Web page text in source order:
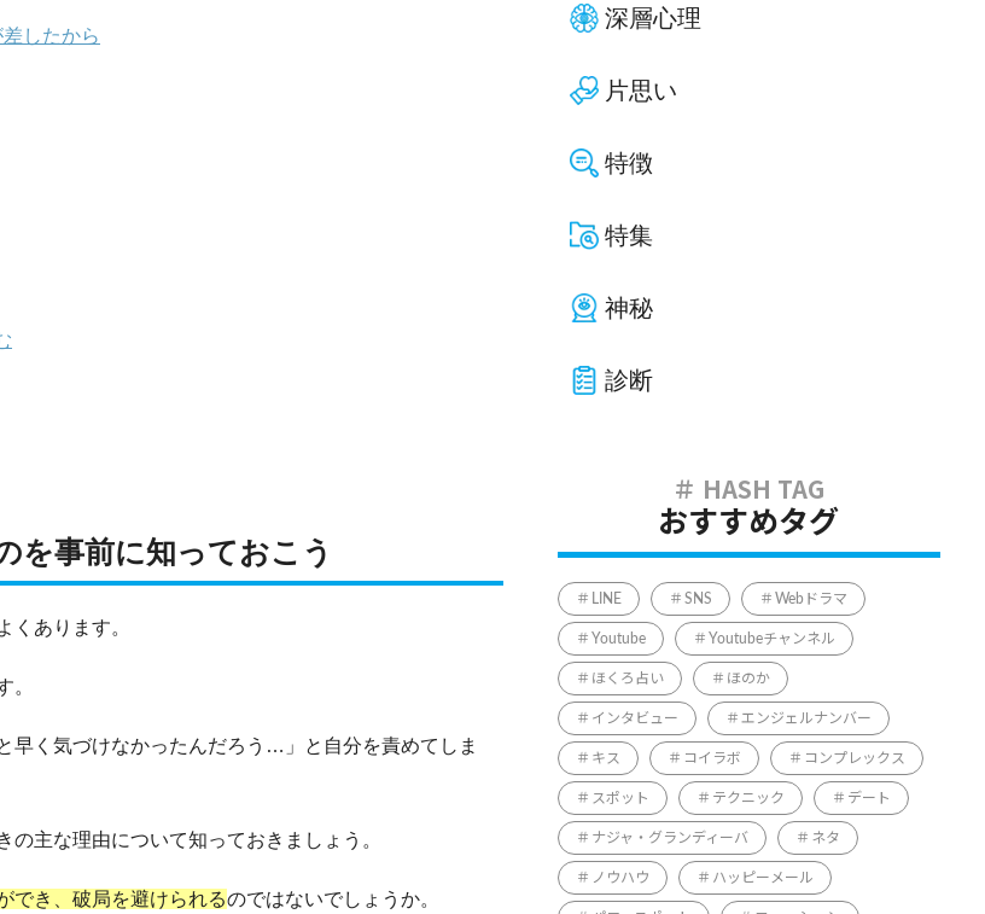
したから
を事前に知っておこう
くあります。
。
早く気づけなかったんだろう…」と自分を責めてしま
主な理由について知っておきましょう。
でき、破局を避けられるのではないでしょうか。
深層心理
片思い
特徴
特集
神秘
診断
おすすめタグ
LINE SNS Webドラマ
Youtube Youtubeチャンネル
ほくろ占い ほのか
インタビュー エンジェルナンバー
キス コイラボ コンプレックス
スポット テクニック デート
ナジャ・グランディーバ ネタ
ノウハウ ハッピーメール